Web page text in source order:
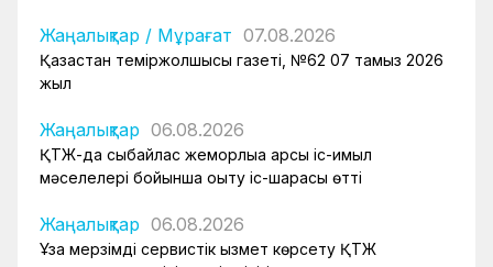
Жаңалықтар / Мұрағат 07.08.2026
Қазақстан теміржолшысы газеті, №62 07 тамыз 2026
жыл
Жаңалықтар 06.08.2026
ҚТЖ-да сыбайлас жемқорлыққа қарсы іс-қимыл
мәселелері бойынша оқыту іс-шарасы өтті
Жаңалықтар 06.08.2026
Ұзақ мерзімді сервистік қызмет көрсету ҚТЖ